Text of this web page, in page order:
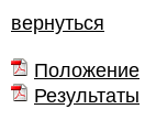
вернуться
Положение
Результаты